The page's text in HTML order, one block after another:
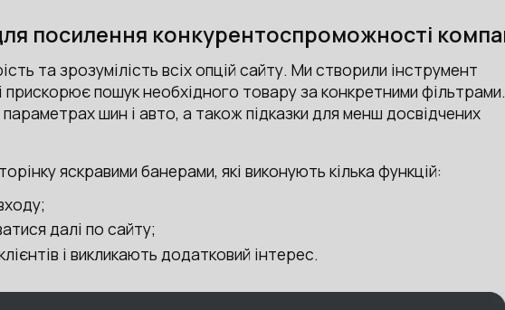
посилення конкурентоспроможності
та зрозумілість всіх опцій сайту. Ми створили інструмент
пошук необхідного товару за конкретними фільтрами.
шин і авто, а також підказки для менш досвідчених
яскравими банерами, які виконують кілька функцій:
далі по сайту;
і викликають додатковий інтерес.